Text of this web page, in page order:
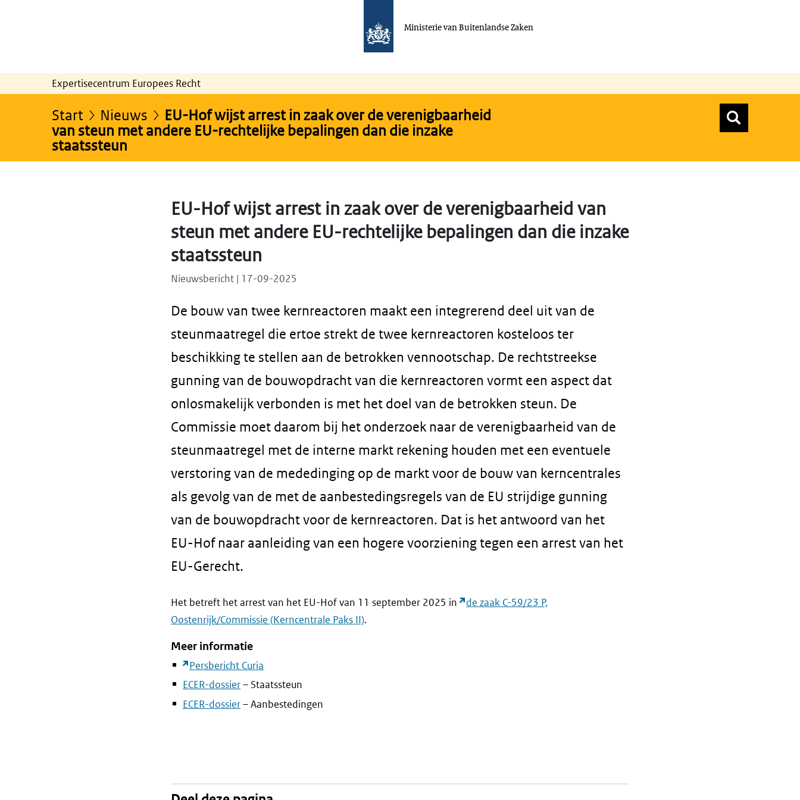
Ministerie van Buitenlandse Zaken
Expertisecentrum Europees Recht
Start Nieuws
EU-Hof wijst arrest in zaak over de verenigbaarheid
van steun met andere EU-rechtelijke bepalingen dan die inzake
staatssteun
EU-Hof wijst arrest in zaak over de verenigbaarheid van
steun met andere EU-rechtelijke bepalingen dan die inzake
staatssteun
Nieuwsbericht | 17-09-2025
De bouw van twee kernreactoren maakt een integrerend deel uit van de
steunmaatregel die ertoe strekt de twee kernreactoren kosteloos ter
beschikking te stellen aan de betrokken vennootschap. De rechtstreekse
gunning van de bouwopdracht van die kernreactoren vormt een aspect dat
onlosmakelijk verbonden is met het doel van de betrokken steun. De
Commissie moet daarom bij het onderzoek naar de verenigbaarheid van de
steunmaatregel met de interne markt rekening houden met een eventuele
verstoring van de mededinging op de markt voor de bouw van kerncentrales
als gevolg van de met de aanbestedingsregels van de EU strijdige gunning
van de bouwopdracht voor de kernreactoren. Dat is het antwoord van het
EU-Hof naar aanleiding van een hogere voorziening tegen een arrest van het
EU-Gerecht.
Het betreft het arrest van het EU-Hof van 11 september 2025 in
de zaak C-59/23 P,
Oostenrijk/Commissie (Kerncentrale Paks II).
Meer informatie
Persbericht Curia
ECER-dossier– Staatssteun
ECER-dossier– Aanbestedingen